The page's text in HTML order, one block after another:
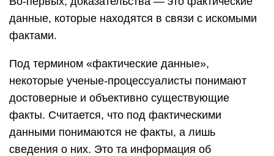
данные, которые находятся в связи с искомыми
фактами.
Под термином «фактические данные»,
некоторые ученые-процессуалисты понимают
достоверные и объективно существующие
факты. Считается, что под фактическими
данными понимаются не факты, а лишь
сведения о них. Это та информация об